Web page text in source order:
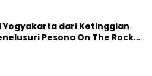
Yogyakarta dari Ketinggian
Pesona On The Rock
Naik Daun